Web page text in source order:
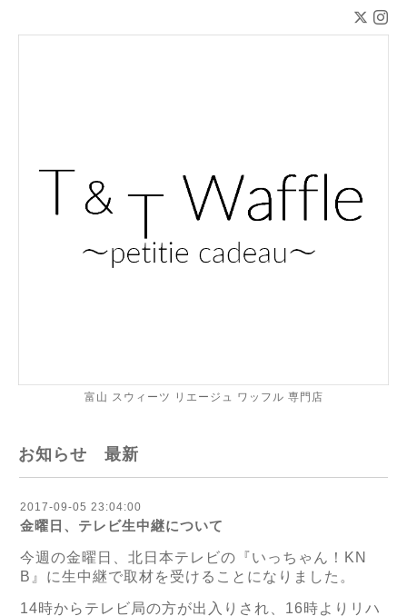
富山 スウィーツ リエージュ ワッフル 専門店
お知らせ 最新
2017-09-05 23:04:00
金曜日、テレビ生中継について
今週の金曜日、北日本テレビの『いっちゃん！KN
B』に生中継で取材を受けることになりました。
14時からテレビ局の方が出入りされ、16時よりリハ